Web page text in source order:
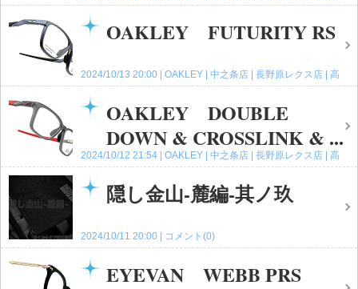
崎店
コメント(0)
OAKLEY FUTURITY RS
2024/10/13 20:00 OAKLEY 中之条店 長野原レクス店
高
崎店
コメント(0)
OAKLEY DOUBLE
DOWN & CROSSLINK & ...
2024/10/12 21:54 OAKLEY 中之条店 長野原レクス店
高
崎店
コメント(0)
隠し金山-麓編-其ノ玖
2024/10/11 20:00 コメント(0)
EYEVAN WEBB PRS